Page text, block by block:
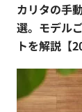
カリタの手
選。モデル
トを解説【